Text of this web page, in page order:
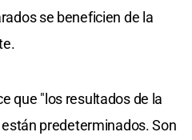
se beneficien de la
que "los resultados de la
predeterminados. Son